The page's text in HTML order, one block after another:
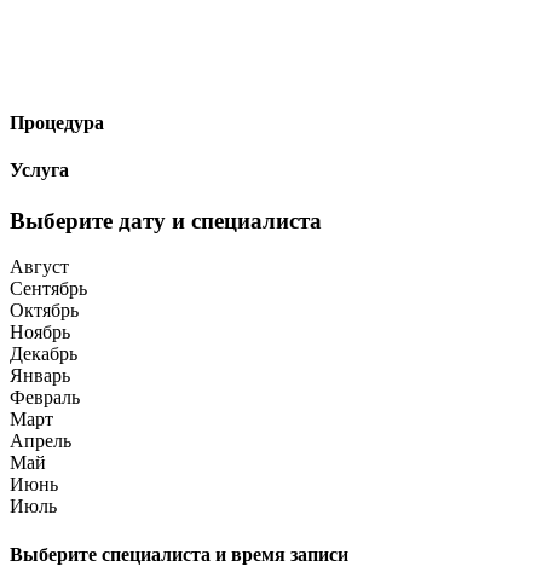
Процедура
Услуга
Выберите дату и специалиста
Август
Сентябрь
Октябрь
Ноябрь
Декабрь
Январь
Февраль
Март
Апрель
Май
Июнь
Июль
Выберите специалиста и время записи